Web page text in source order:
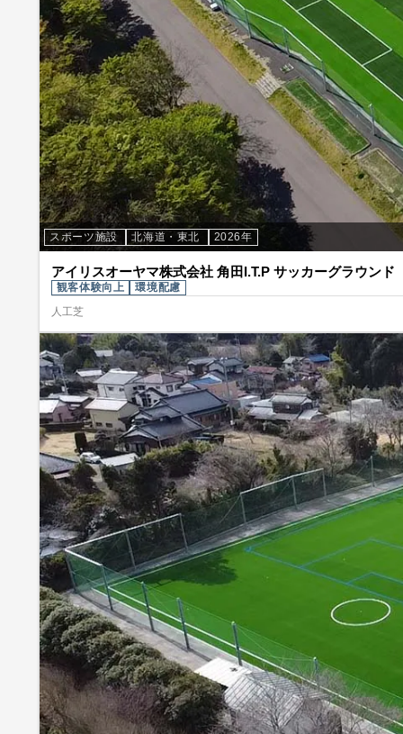
スポーツ施設 北海道・東北 2026年
アイリスオーヤマ株式会社 角田I.T.P サッカーグラウンド
観客体験向上
環境配慮
人工芝